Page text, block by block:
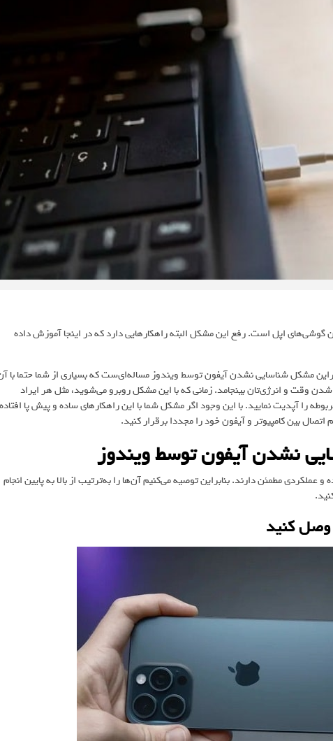
گوشی‌های اپل است. رفع این مشکل البته راهکارهایی دارد که در اینجا آموزش داده
مشکل شناسایی نشدن آیفون توسط ویندوز مساله‌ای‌ست که بسیاری از شما حتما با
وقت و انرژی‌تان بینجامد. زمانی که با این مشکل روبرو می‌شوید، مثل هر ایراد
را آپدیت نمایید. با این وجود اگر مشکل شما با این راهکارهای ساده و پیش پا افتاده
بین کامپیوتر و آیفون خود را مجددا برقرار کنید.
نشدن آیفون توسط ویندوز
مطمئن دارند. بنابراین توصیه می‌کنیم آن‌ها را به‌ترتیب از بالا به پایین انجام
وصل کنید